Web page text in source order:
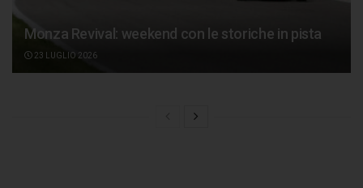
Monza Revival: weekend con le storiche in pista
23 LUGLIO 2026